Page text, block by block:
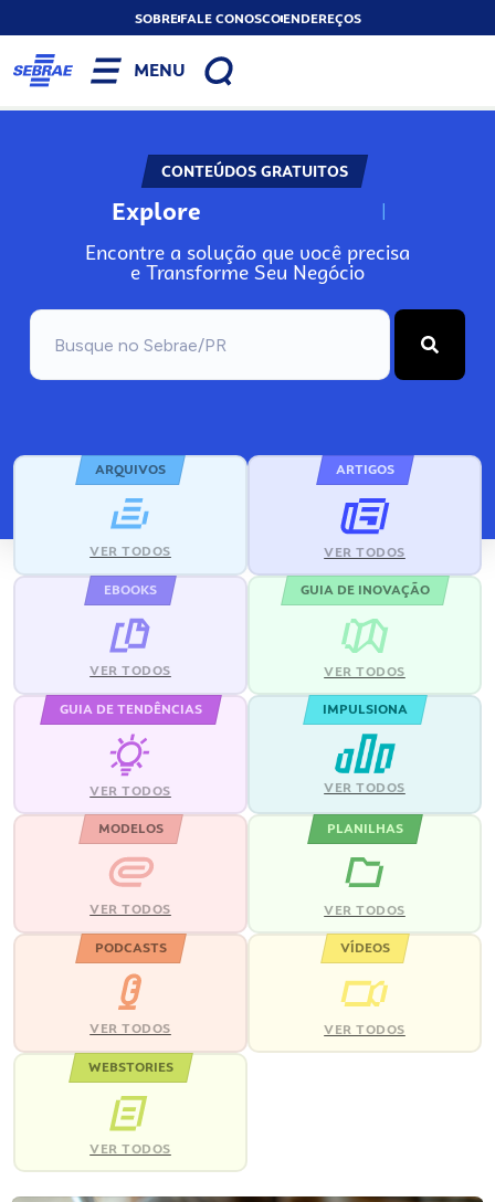
SOBREFALE CONOSCOENDEREÇOS
MENU
CONTEÚDOS GRATUITOS
Explore N
Encontre a solução que você precisa
e Transforme Seu Negócio
ARQUIVOS
VER TODOS
ARTIGOS
VER TODOS
EBOOKS
VER TODOS
GUIA DE INOVAÇÃO
VER TODOS
GUIA DE TENDÊNCIAS
VER TODOS
IMPULSIONA
VER TODOS
MODELOS
VER TODOS
PLANILHAS
VER TODOS
PODCASTS
VER TODOS
VÍDEOS
VER TODOS
WEBSTORIES
VER TODOS